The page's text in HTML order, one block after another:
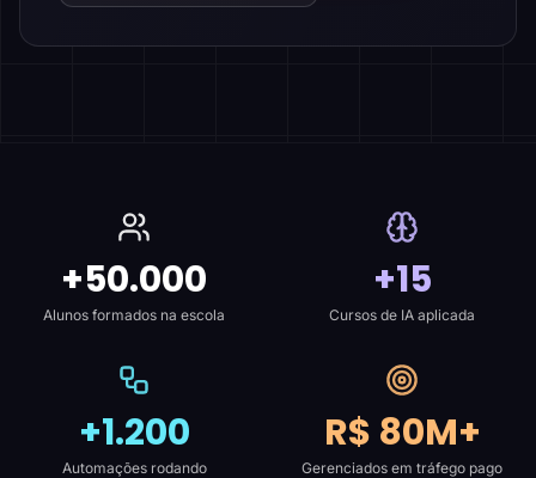
+50.000
Alunos formados na escola
+15
Cursos de IA aplicada
+1.200
Automações rodando
R$ 80M+
Gerenciados em tráfego pago